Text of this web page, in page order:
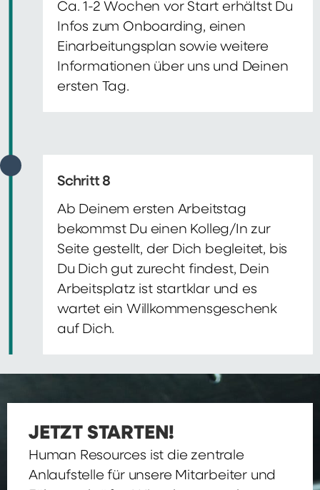
Ca. 1-2 Wochen vor Start erhältst Du
Infos zum Onboarding, einen
Einarbeitungsplan sowie weitere
Informationen über uns und Deinen
ersten Tag.
Schritt 8
Ab Deinem ersten Arbeitstag
bekommst Du einen Kolleg/In zur
Seite gestellt, der Dich begleitet, bis
Du Dich gut zurecht findest, Dein
Arbeitsplatz ist startklar und es
wartet ein Willkommensgeschenk
auf Dich.
JETZT STARTEN!
Human Resources ist die zentrale
Anlaufstelle für unsere Mitarbeiter und